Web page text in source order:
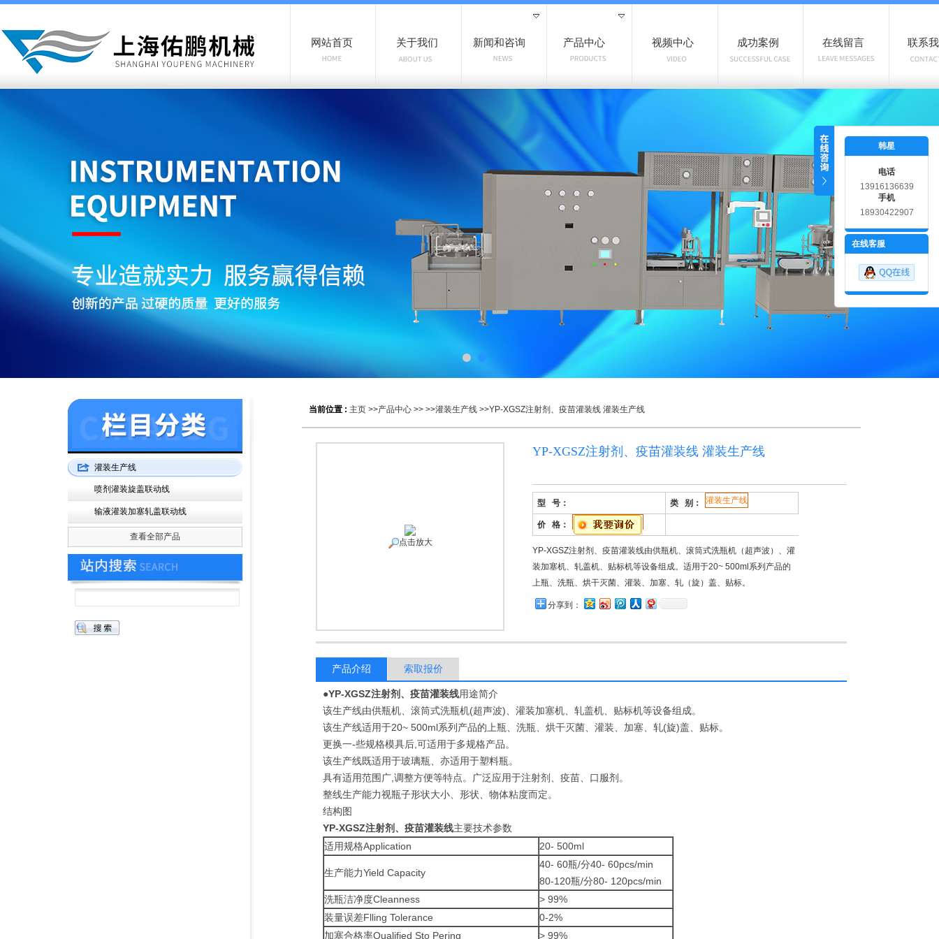
网站首页 关于我们 新闻和咨询 产品中心 视频中心 成功案例 在线留言 联系
当前位置 : 主页 >>产品中心 >> >>灌装生产线 >>YP-XGSZ注射剂、疫苗灌装线 灌装生产线
YP-XGSZ注射剂、疫苗灌装线 灌装生产线
型 号： 类 别： 灌装生产线
价 格：
YP-XGSZ注射剂、疫苗灌装线由供瓶机、滚筒式洗瓶机（超声波）、灌
装加塞机、轧盖机、贴标机等设备组成。适用于20~ 500ml系列产品的
上瓶、洗瓶、烘干灭菌、灌装、加塞、轧（旋）盖、贴标。
分享到：
点击放大
产品介绍 索取报价
●YP-XGSZ注射剂、疫苗灌装线用途简介
该生产线由供瓶机、滚筒式洗瓶机(超声波)、灌装加塞机、轧盖机、贴标机等设备组成。
该生产线适用于20~ 500ml系列产品的上瓶、洗瓶、烘干灭菌、灌装、加塞、轧(旋)盖、贴标。
更换一-些规格模具后,可适用于多规格产品。
该生产线既适用于玻璃瓶、亦适用于塑料瓶。
具有适用范围广,调整方便等特点。广泛应用于注射剂、疫苗、口服剂。
整线生产能力视瓶子形状大小、形状、物体粘度而定。
结构图
YP-XGSZ注射剂、疫苗灌装线主要技术参数
适用规格Application
20- 500ml
生产能力Yield Capacity
40- 60瓶/分40- 60pcs/min
80-120瓶/分80- 120pcs/min
洗瓶洁净度Cleanness
> 99%
装量误差Flling Tolerance
0-2%
加塞合格率Qualified Sto Pering
> 99%
灌装生产线
喷剂灌装旋盖联动线
输液灌装加塞轧盖联动线
查看全部产品
韩星
电话
13916136639
手机
18930422907
在线客服